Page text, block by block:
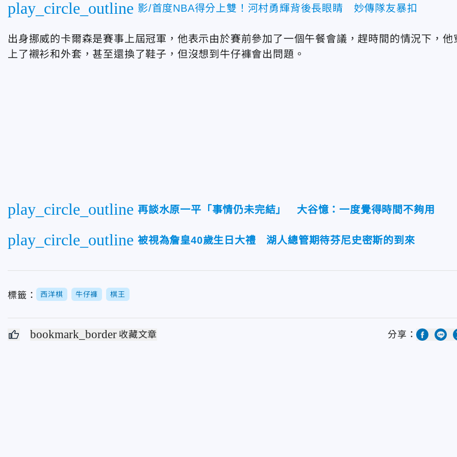
play_circle_outline 影/首度NBA得分上雙！河村勇輝背後長眼睛 妙傳隊友暴扣
出身挪威的卡爾森是賽事上屆冠軍，他表示由於賽前參加了一個午餐會議，趕時間的情況下，他
上了襯衫和外套，甚至還換了鞋子，但沒想到牛仔褲會出問題。
play_circle_outline 再談水原一平「事情仍未完結」 大谷憶：一度覺得時間不夠用
play_circle_outline 被視為詹皇40歲生日大禮 湖人總管期待芬尼史密斯的到來
標籤： 西洋棋 牛仔褲 棋王
bookmark_border 收藏文章 分享：